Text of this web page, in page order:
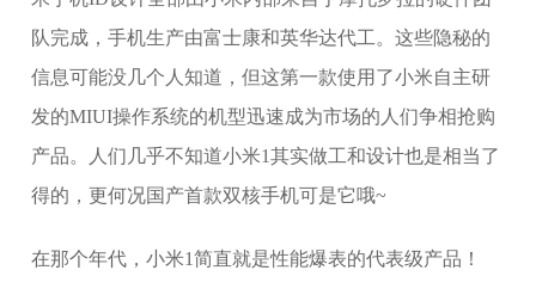
队完成，手机生产由富士康和英华达代工。这些隐秘的
信息可能没几个人知道，但这第一款使用了小米自主研
发的MIUI操作系统的机型迅速成为市场的人们争相抢购
产品。人们几乎不知道小米1其实做工和设计也是相当了
得的，更何况国产首款双核手机可是它哦~
在那个年代，小米1简直就是性能爆表的代表级产品！